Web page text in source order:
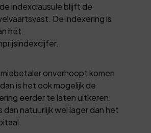
indexclausule blijft de
De indexering is
het
onverhoopt komen
is het ook mogelijk de
eerder te laten uitkeren.
dan natuurlijk wel lager dan het